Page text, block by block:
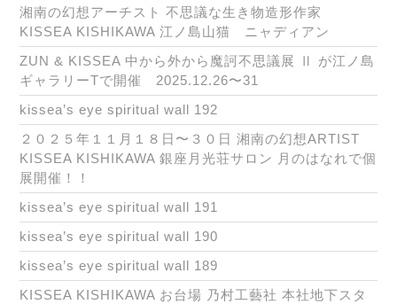
湘南の幻想アーチスト 不思議な生き物造形作家
KISSEA KISHIKAWA 江ノ島山猫 ニャディアン
ZUN & KISSEA 中から外から魔訶不思議展 Ⅱ が江ノ島
ギャラリーTで開催 2025.12.26〜31
kissea’s eye spiritual wall 192
２０２５年１１月１８日〜３０日 湘南の幻想ARTIST
KISSEA KISHIKAWA 銀座月光荘サロン 月のはなれで個
展開催！！
kissea’s eye spiritual wall 191
kissea’s eye spiritual wall 190
kissea’s eye spiritual wall 189
KISSEA KISHIKAWA お台場 乃村工藝社 本社地下スタ